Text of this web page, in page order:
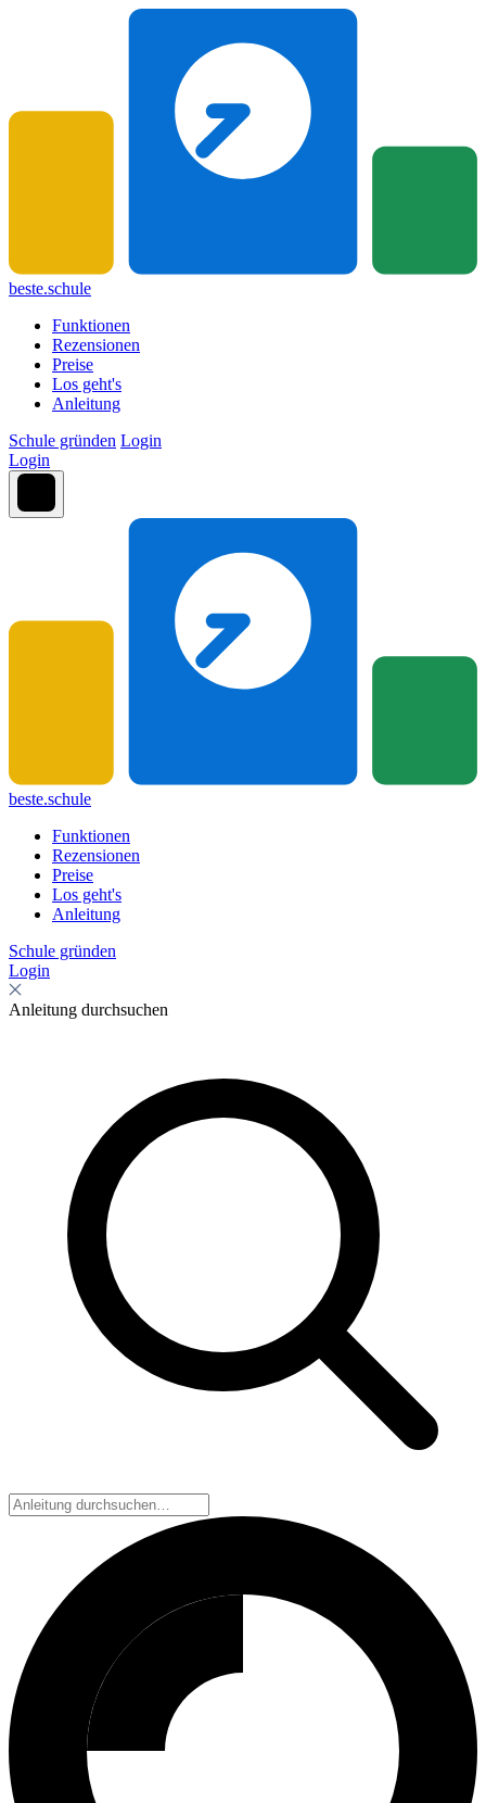
beste.schule
Funktionen
Rezensionen
Preise
Los geht's
Anleitung
Schule gründen Login
Login
beste.schule
Funktionen
Rezensionen
Preise
Los geht's
Anleitung
Schule gründen
Login
Anleitung durchsuchen